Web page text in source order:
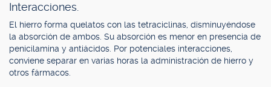
Interacciones.
El hierro forma quelatos con las tetraciclinas, disminuyéndose
la absorción de ambos. Su absorción es menor en presencia de
penicilamina y antiácidos. Por potenciales interacciones,
conviene separar en varias horas la administración de hierro y
otros fármacos.